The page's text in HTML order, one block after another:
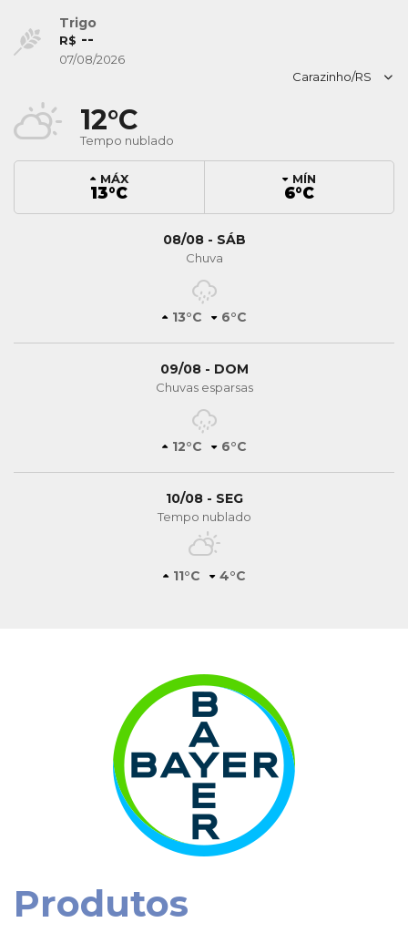
Trigo
R$ --
07/08/2026
12°C
Tempo nublado
MÁX
13°C
MÍN
6°C
08/08 - SÁB
Chuva
13°C 6°C
09/08 - DOM
Chuvas esparsas
12°C 6°C
10/08 - SEG
Tempo nublado
11°C 4°C
Produtos